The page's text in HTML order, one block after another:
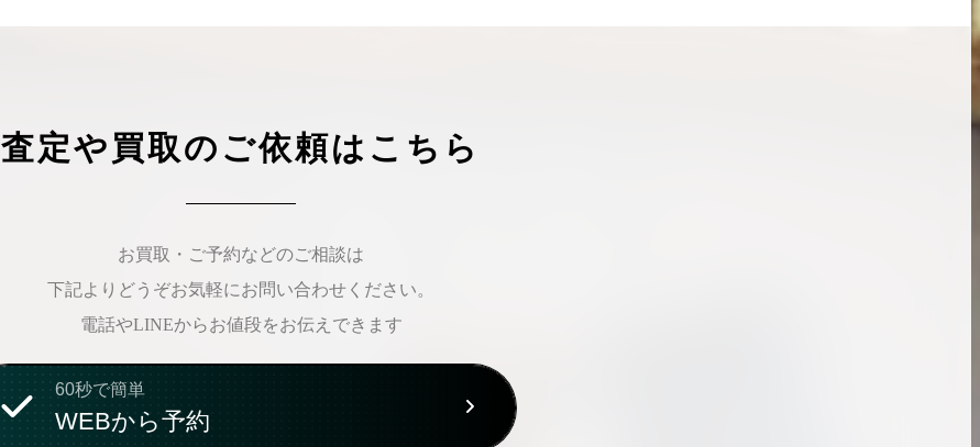
査定や買取のご依頼はこちら
お買取・ご予約などのご相談は
下記よりどうぞお気軽にお問い合わせください。
電話やLINEからお値段をお伝えできます
60秒で簡単
WEBから予約